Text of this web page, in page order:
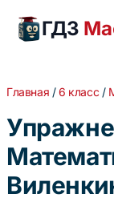
ГДЗ
Главная /6 класс /